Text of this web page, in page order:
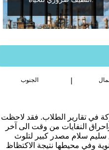
| الجنوب
في تقارير الطلاب. فقد لاحظت
النفايات من وقت الى آخر
سليم سلام مصدر كبير لتلوث
وفي محيطها نتيجة الاكتظاظ